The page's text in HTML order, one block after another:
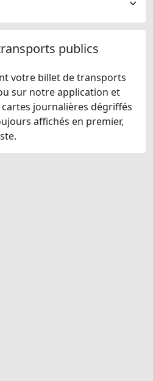
publics
votre billet de transports
sur notre application et
journalières dégriffés
affichés en premier,